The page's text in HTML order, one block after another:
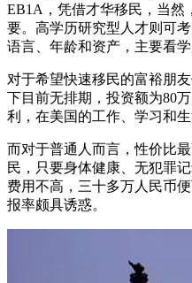
EB1A，凭借才华移民，当然
要。高学历研究型人才则可
语言、年龄和资产，主要看学
对于希望快速移民的富裕朋
下目前无排期，投资额为80
利，在美国的工作、学习和生
而对于普通人而言，性价比
民，只要身体健康、无犯罪
费用不高，三十多万人民币
报率颇具诱惑。